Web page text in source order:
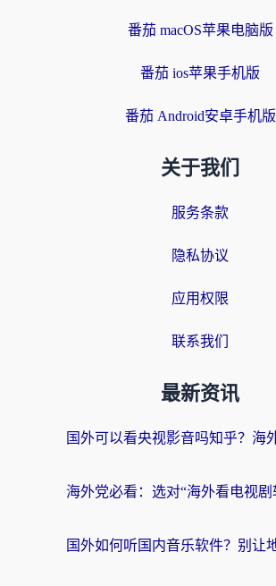
番茄 macOS苹果电脑版
番茄 ios苹果手机版
番茄 Android安卓手机版
关于我们
服务条款
隐私协议
应用权限
联系我们
最新资讯